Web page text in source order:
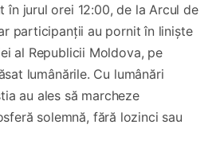
în jurul orei 12:00, de la Arcul de
participanții au pornit în liniște
al Republicii Moldova, pe
lumânările. Cu lumânări
au ales să marcheze
solemnă, fără lozinci sau